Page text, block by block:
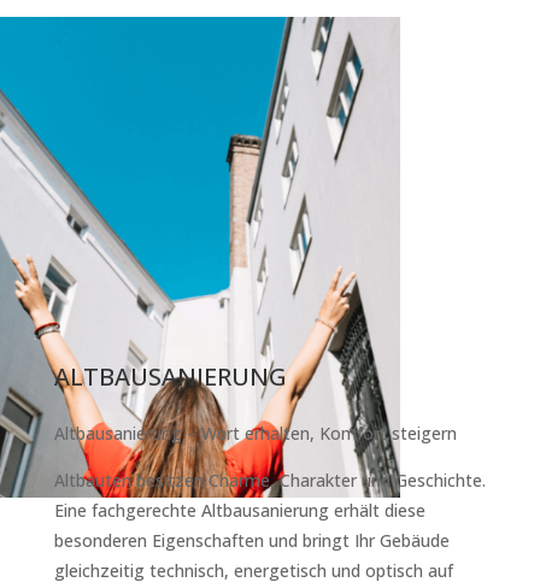
ALTBAUSANIERUNG
Altbausanierung – Wert erhalten, Komfort steigern
Altbauten besitzen Charme, Charakter und Geschichte.
Eine fachgerechte Altbausanierung erhält diese
besonderen Eigenschaften und bringt Ihr Gebäude
gleichzeitig technisch, energetisch und optisch auf